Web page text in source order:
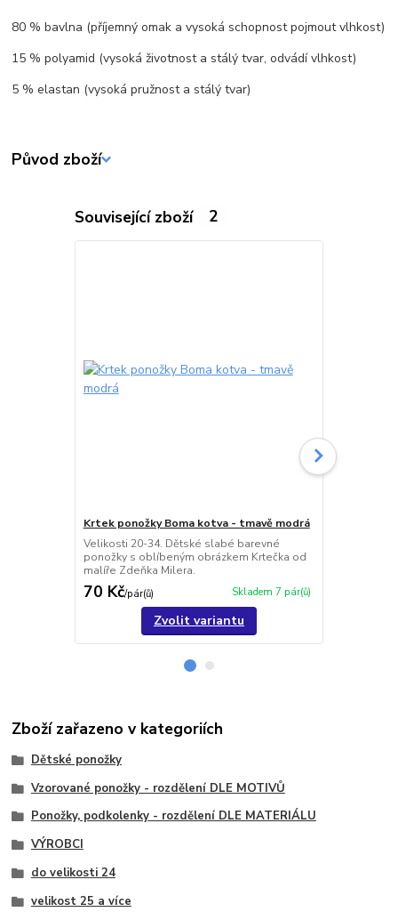
80 % bavlna (příjemný omak a vysoká schopnost pojmout vlhkost)
15 % polyamid (vysoká životnost a stálý tvar, odvádí vlhkost)
5 % elastan (vysoká pružnost a stálý tvar)
Původ zboží
Související zboží 2
Krtek ponožky Boma kotva - tmavě modrá
Velikosti 20-34. Dětské slabé barevné
ponožky s oblíbeným obrázkem Krtečka od
malíře Zdeňka Milera.
70 Kč/pár(ů) Skladem 7 pár(ů)
Zvolit variantu
Zboží zařazeno v kategoriích
Dětské ponožky
Vzorované ponožky - rozdělení DLE MOTIVŮ
Ponožky, podkolenky - rozdělení DLE MATERIÁLU
VÝROBCI
do velikosti 24
velikost 25 a více